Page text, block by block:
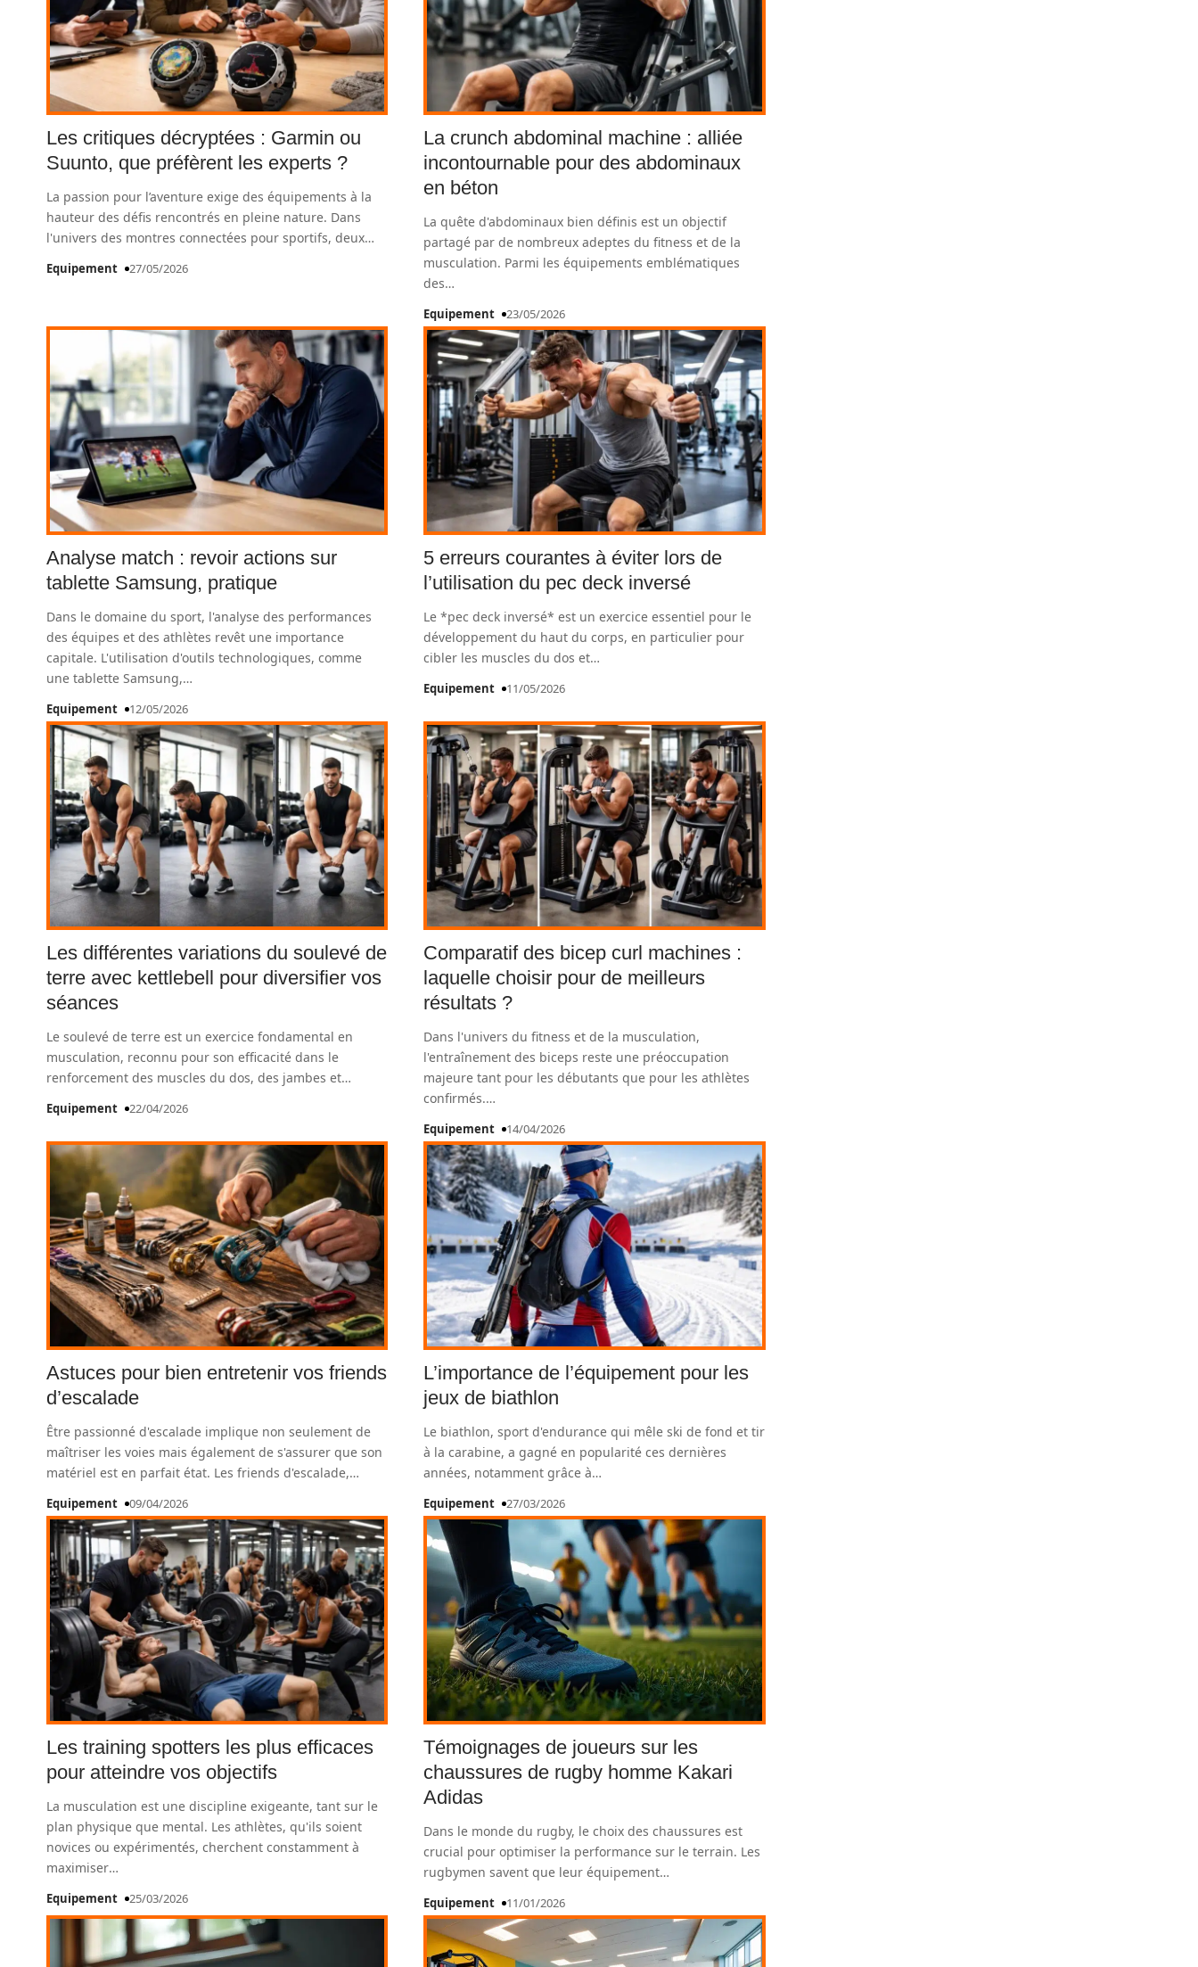
Les critiques décryptées : Garmin ou
Suunto, que préfèrent les experts ?
La passion pour l’aventure exige des équipements à la
hauteur des défis rencontrés en pleine nature. Dans
l'univers des montres connectées pour sportifs, deux…
Equipement 27/05/2026
La crunch abdominal machine : alliée
incontournable pour des abdominaux
en béton
La quête d'abdominaux bien définis est un objectif
partagé par de nombreux adeptes du fitness et de la
musculation. Parmi les équipements emblématiques
des…
Equipement 23/05/2026
Analyse match : revoir actions sur
tablette Samsung, pratique
Dans le domaine du sport, l'analyse des performances
des équipes et des athlètes revêt une importance
capitale. L'utilisation d'outils technologiques, comme
une tablette Samsung,…
Equipement 12/05/2026
5 erreurs courantes à éviter lors de
l’utilisation du pec deck inversé
Le *pec deck inversé* est un exercice essentiel pour le
développement du haut du corps, en particulier pour
cibler les muscles du dos et…
Equipement 11/05/2026
Les différentes variations du soulevé de
terre avec kettlebell pour diversifier vos
séances
Le soulevé de terre est un exercice fondamental en
musculation, reconnu pour son efficacité dans le
renforcement des muscles du dos, des jambes et…
Equipement 22/04/2026
Comparatif des bicep curl machines :
laquelle choisir pour de meilleurs
résultats ?
Dans l'univers du fitness et de la musculation,
l'entraînement des biceps reste une préoccupation
majeure tant pour les débutants que pour les athlètes
confirmés.…
Equipement 14/04/2026
Astuces pour bien entretenir vos friends
d’escalade
Être passionné d'escalade implique non seulement de
maîtriser les voies mais également de s'assurer que son
matériel est en parfait état. Les friends d'escalade,…
Equipement 09/04/2026
L’importance de l’équipement pour les
jeux de biathlon
Le biathlon, sport d'endurance qui mêle ski de fond et tir
à la carabine, a gagné en popularité ces dernières
années, notamment grâce à…
Equipement 27/03/2026
Les training spotters les plus efficaces
pour atteindre vos objectifs
La musculation est une discipline exigeante, tant sur le
plan physique que mental. Les athlètes, qu'ils soient
novices ou expérimentés, cherchent constamment à
maximiser…
Equipement 25/03/2026
Témoignages de joueurs sur les
chaussures de rugby homme Kakari
Adidas
Dans le monde du rugby, le choix des chaussures est
crucial pour optimiser la performance sur le terrain. Les
rugbymen savent que leur équipement…
Equipement 11/01/2026